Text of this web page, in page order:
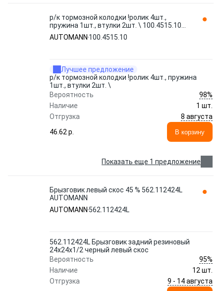
р/к тормозной колодки !ролик 4шт.,
пружина 1шт., втулки 2шт. \ 100.4515.10
AUTOMANN
AUTOMANN 100.4515.10
Лучшее предложение
р/к тормозной колодки !ролик 4шт., пружина
1шт., втулки 2шт. \
Вероятность
98%
Наличие
1 шт.
Отгрузка
8 августа
46.62 p.
В корзину
Показать еще 1 предложение
Брызговик левый скос 45 % 562.112424L
AUTOMANN
AUTOMANN 562.112424L
562.112424L Брызговик задний резиновый
24x24х1/2 черный левый скос
Вероятность
95%
Наличие
12 шт.
Отгрузка
9 - 14 августа